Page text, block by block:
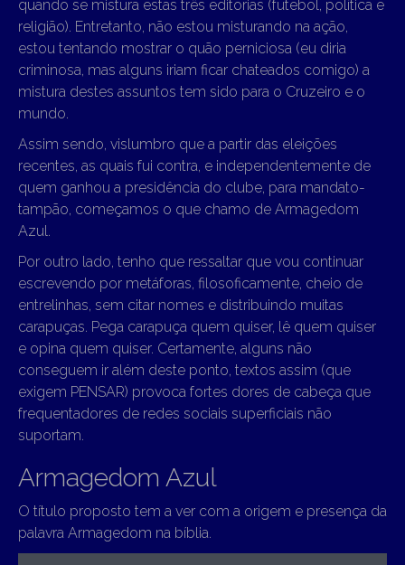
quando se mistura estas três editorias (futebol, política e
religião). Entretanto, não estou misturando na ação,
estou tentando mostrar o quão perniciosa (eu diria
criminosa, mas alguns iriam ficar chateados comigo) a
mistura destes assuntos tem sido para o Cruzeiro e o
mundo.
Assim sendo, vislumbro que a partir das eleições
recentes, as quais fui contra, e independentemente de
quem ganhou a presidência do clube, para mandato-
tampão, começamos o que chamo de Armagedom
Azul.
Por outro lado, tenho que ressaltar que vou continuar
escrevendo por metáforas, filosoficamente, cheio de
entrelinhas, sem citar nomes e distribuindo muitas
carapuças. Pega carapuça quem quiser, lê quem quiser
e opina quem quiser. Certamente, alguns não
conseguem ir além deste ponto, textos assim (que
exigem PENSAR) provoca fortes dores de cabeça que
frequentadores de redes sociais superficiais não
suportam.
Armagedom Azul
O título proposto tem a ver com a origem e presença da
palavra Armagedom na bíblia.